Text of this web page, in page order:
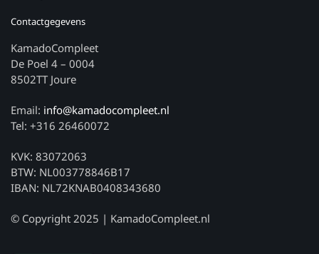
Contactgegevens
KamadoCompleet
De Poel 4 – 0004
8502TT Joure
Email: info@kamadocompleet.nl
Tel: +316 26460072
KVK: 83072063
BTW: NL003778846B17
IBAN: NL72KNAB0408343680
© Copyright 2025 | KamadoCompleet.nl